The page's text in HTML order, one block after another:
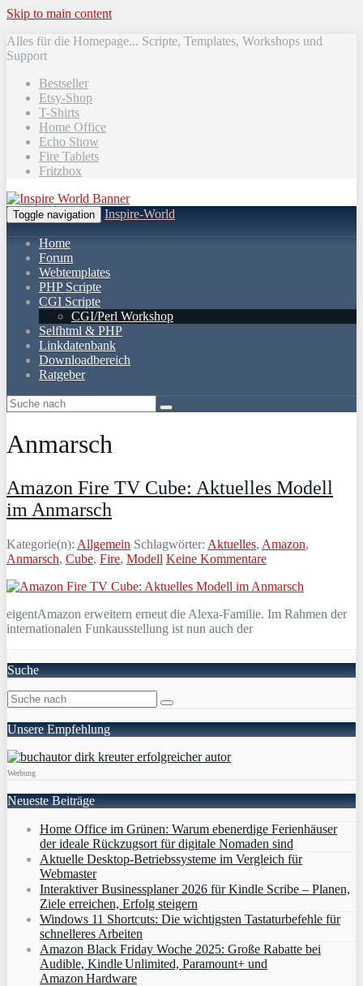
Skip to main content
Alles für die Homepage... Scripte, Templates, Workshops und
Support
Bestseller
Etsy-Shop
T-Shirts
Home Office
Echo Show
Fire Tablets
Fritzbox
Toggle navigation Inspire-World
Home
Forum
Webtemplates
PHP Scripte
CGI Scripte
CGI/Perl Workshop
Selfhtml & PHP
Linkdatenbank
Downloadbereich
Ratgeber
Anmarsch
Amazon Fire TV Cube: Aktuelles Modell
im Anmarsch
Kategorie(n): Allgemein Schlagwörter: Aktuelles, Amazon,
Anmarsch, Cube, Fire, Modell Keine Kommentare
eigentAmazon erweitern erneut die Alexa-Familie. Im Rahmen der
internationalen Funkausstellung ist nun auch der
Suche
Unsere Empfehlung
Werbung
Neueste Beiträge
Home Office im Grünen: Warum ebenerdige Ferienhäuser
der ideale Rückzugsort für digitale Nomaden sind
Aktuelle Desktop-Betriebssysteme im Vergleich für
Webmaster
Interaktiver Businessplaner 2026 für Kindle Scribe – Planen,
Ziele erreichen, Erfolg steigern
Windows 11 Shortcuts: Die wichtigsten Tastaturbefehle für
schnelleres Arbeiten
Amazon Black Friday Woche 2025: Große Rabatte bei
Audible, Kindle Unlimited, Paramount+ und
Amazon Hardware